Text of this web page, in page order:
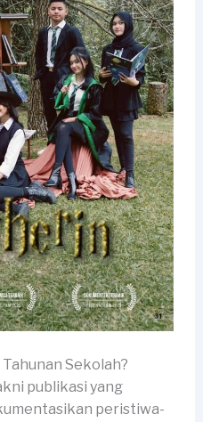
Sekolah?
publikasi yang
peristiwa-